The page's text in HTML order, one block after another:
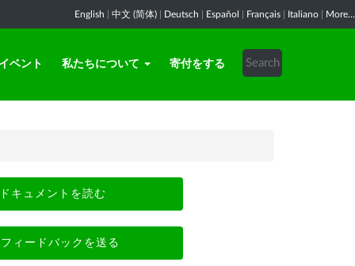
English 中文 (简体) Deutsch Español Français Italiano More...
イベント 私たちについて 寄付をする
ドキュメントを読む
フィードバックを送る